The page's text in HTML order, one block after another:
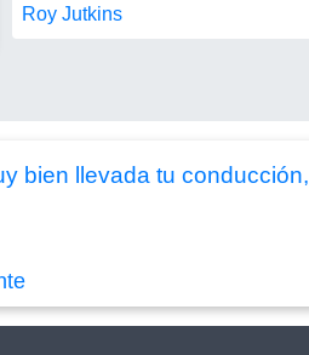
Roy Jutkins
bien llevada tu conducción,